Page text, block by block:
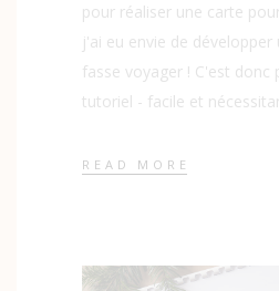
pour réaliser une carte
j'ai eu envie de développer
fasse voyager ! C'est donc
tutoriel - facile et
READ MORE